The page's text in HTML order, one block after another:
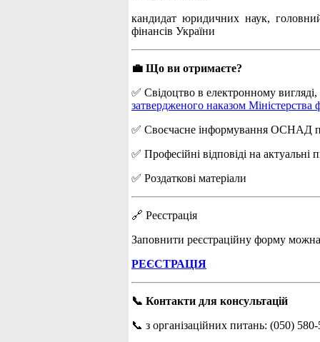
кандидат юридичних наук, головний
фінансів України
💼 Що ви отримаєте?
✅ Свідоцтво в електронному вигляді,
затвердженого наказом
✅ Своєчасне інформування ОСНАД
✅ Професійні відповіді на актуальні
✅ Роздаткові матеріали
🔗 Реєстрація
Заповнити реєстраційну форму
РЕЄСТРАЦІЯ
📞 Контакти для консультацій
📞 з організаційних питань: (050)